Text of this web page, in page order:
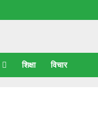
शिक्षा विचार